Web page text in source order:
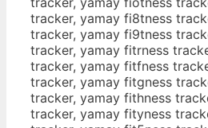
tracker, yamay fi8tness
tracker, yamay fi9tness
tracker, yamay fitrness
tracker, yamay fitfness
tracker, yamay fitgness
tracker, yamay fithness
tracker, yamay fityness